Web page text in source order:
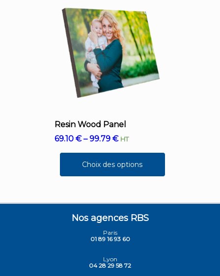
Resin Wood Panel
69.10€–99.79€ HT
Choix des options
Nos agences RBS
Paris
01 89 16 93 60
Lyon
04 28 29 58 72